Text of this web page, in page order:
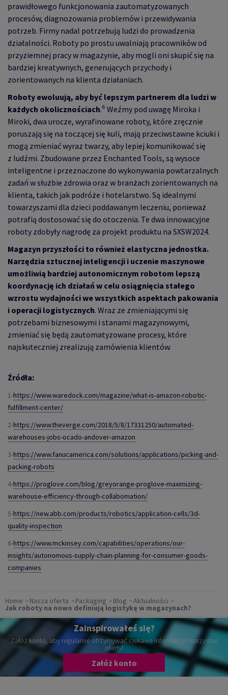
prawidłowego funkcjonowania zautomatyzowanych
procesów, diagnozowania problemów i przewidywania
potrzeb. Firmy nadal potrzebują ludzi do prowadzenia
działalności. Roboty po prostu uwalniają pracowników od
przyziemnej pracy w magazynie, aby mogli oni skupić się na
bardziej kreatywnych, generujących przychody i
zorientowanych na klienta działaniach.
Roboty ewoluują, aby być lepszym partnerem dla ludzi w
każdych okolicznościach.⁶ Weźmy pod uwagę Miroka i
Miroki, dwa urocze, wyrafinowane roboty, które zręcznie
poruszają się na toczącej się kuli, mają przeciwstawne kciuki i
mogą zmieniać wyraz twarzy, aby lepiej komunikować się
z ludźmi. Zbudowane przez Enchanted Tools, są wysoce
inteligentne i przeznaczone do wykonywania powtarzalnych
zadań w służbie zdrowia oraz w branżach zorientowanych na
klienta, takich jak podróże i hotelarstwo. Są idealnymi
towarzyszami dla dzieci poddawanym leczeniu, ponieważ
potrafią dostosować się do otoczenia. Te dwa innowacyjne
roboty zdobyły nagrodę za projekt produktu na SXSW2024.
Magazyn przyszłości to również elastyczna jednostka.
Narzędzia sztucznej inteligencji i uczenie maszynowe
umożliwią bardziej autonomicznym robotom lepszą
koordynację ich działań w celu osiągnięcia stałego
wzrostu wydajności we wszystkich aspektach pakowania
i operacji logistycznych. Wraz ze zmieniającymi się
potrzebami biznesowymi i stanami magazynowymi,
zmieniać się będą zautomatyzowane procesy, które
najskuteczniej zrealizują zamówienia klientów.
Źródła:
1-https://www.waredock.com/magazine/what-is-amazon-robotic-
fulfillment-center/
2-https://www.theverge.com/2018/5/8/17331250/automated-
warehouses-jobs-ocado-andover-amazon
3-https://www.fanucamerica.com/solutions/applications/picking-and-
packing-robots
4-https://proglove.com/blog/greyorange-proglove-maximizing-
warehouse-efficiency-through-collabomation/
5-https://new.abb.com/products/robotics/application-cells/3d-
quality-inspection
6-https://www.mckinsey.com/capabilities/operations/our-
insights/autonomous-supply-chain-planning-for-consumer-goods-
companies
Home Nasza oferta Packaging Blog Aktualności
Jak roboty na nowo definiują logistykę w magazynach?
Zainspirowałeś się?
Załóż konto, aby regularnie otrzymywać ciekawe informacje i korzystne
oferty!
Załóż konto